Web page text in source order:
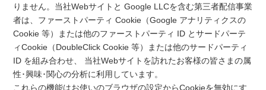
りません。当社Webサイトと Google LLCを含む第三者配信事業
者は、ファーストパーティ Cookie（Google アナリティクスの
Cookie 等）または他のファーストパーティ ID とサードパーテ
ィCookie（DoubleClick Cookie 等）または他のサードパーティ
ID を組み合わせ、 当社Webサイトを訪れたお客様の皆さまの属
性･興味･関心の分析に利用しています。
これらの機能はお使いのブラウザの設定からCookieを無効にす